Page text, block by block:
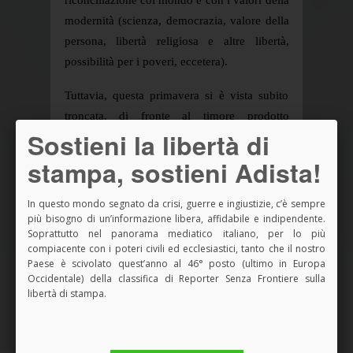
modernità (scienza, democrazia, valore della
persona, libertà religiosa e altre libertà,
possibilità per i poveri, eccetera).
Tuttavia, questa primavera si è vista subito
troncata, di fronte al timore prodotto
dall’agitazione che permeava il
rinnovamento in corso. La paura vinse, e i
freni e regressi che da allora sono avvenuti
non hanno fatto altro che frapporre sempre
maggiore distanza fra la società e il
cristianesimo istituzionale. Nell’ultimo
decennio sono decine di milioni in Europa le
persone che hanno abbandonato la religione,
giustificandosi con il non poter accettare una
Sostieni la libertà di
stampa, sostieni Adista!
In questo mondo segnato da crisi, guerre e ingiustizie, c’è sempre
più bisogno di un’informazione libera, affidabile e indipendente.
Soprattutto nel panorama mediatico italiano, per lo più
compiacente con i poteri civili ed ecclesiastici, tanto che il nostro
Paese è scivolato quest’anno al 46° posto (ultimo in Europa
Occidentale) della classifica di Reporter Senza Frontiere sulla
libertà di stampa.